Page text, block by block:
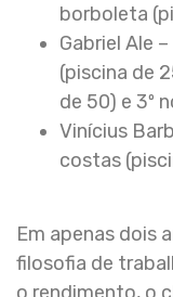
borboleta
Gabriel Ale
(piscina de
de 50) e 3º
Vinícius
costas
Em apenas dois
filosofia de